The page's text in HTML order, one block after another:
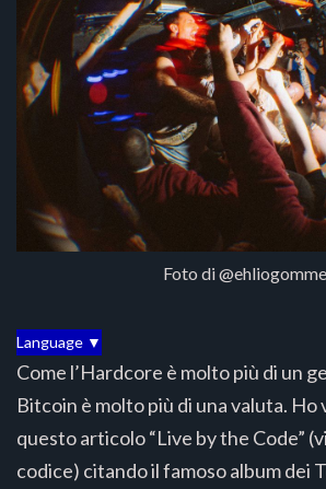
Foto di @ehliogomme
Language ▼
Come l’Hardcore è molto più di un
Bitcoin è molto più di una valuta.
questo articolo “Live by the Code”
codice) citando il famoso album dei